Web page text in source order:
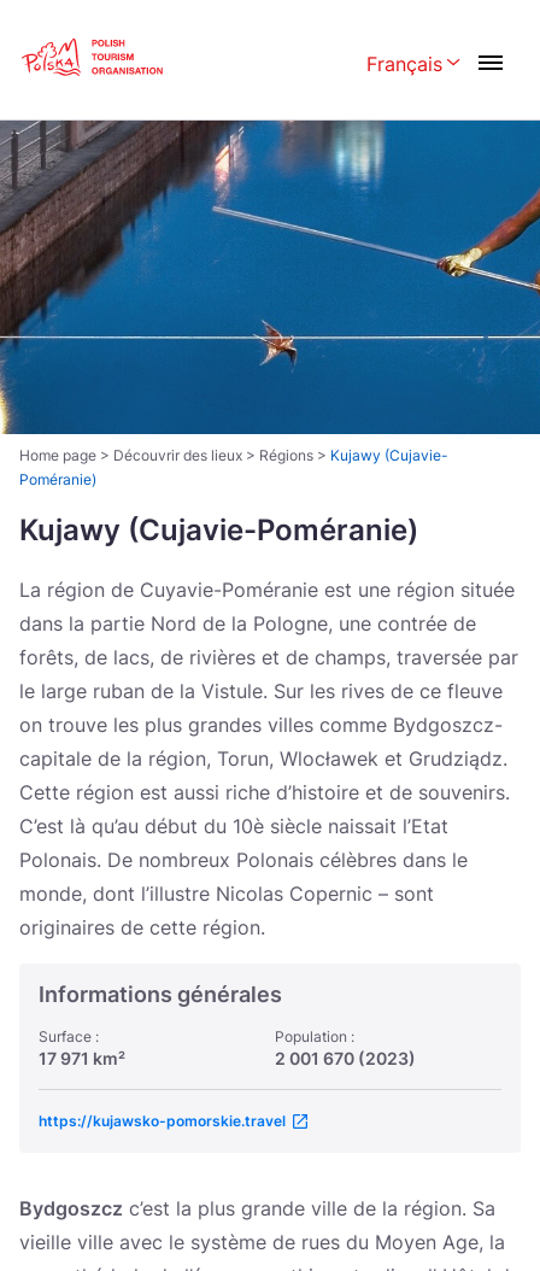
Français
Polski English
Česká
Dansk Deutsch
Español
Italiano Magyar
Português Norsk
Україна
Zamknij
Home page > Découvrir des lieux > Régions > Kujawy (Cujavie-
Poméranie)
Kujawy (Cujavie-Poméranie)
La région de Cuyavie-Poméranie est une région située
dans la partie Nord de la Pologne, une contrée de
forêts, de lacs, de rivières et de champs, traversée par
le large ruban de la Vistule. Sur les rives de ce fleuve
on trouve les plus grandes villes comme Bydgoszcz-
capitale de la région, Torun, Wlocławek et Grudziądz.
Cette région est aussi riche d’histoire et de souvenirs.
C’est là qu’au début du 10è siècle naissait l’Etat
Polonais. De nombreux Polonais célèbres dans le
monde, dont l’illustre Nicolas Copernic – sont
originaires de cette région.
Informations générales
Surface :
17 971 km²
Population :
2 001 670 (2023)
https://kujawsko-pomorskie.travel
Bydgoszcz c’est la plus grande ville de la région. Sa
vieille ville avec le système de rues du Moyen Age, la